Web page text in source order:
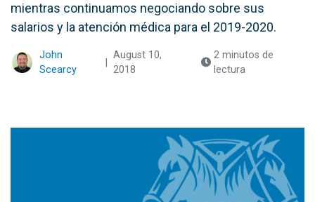
mientras continuamos negociando sobre sus
salarios y la atención médica para el 2019-2020.
John
Scearcy
August 10,
2018
2 minutos de
lectura